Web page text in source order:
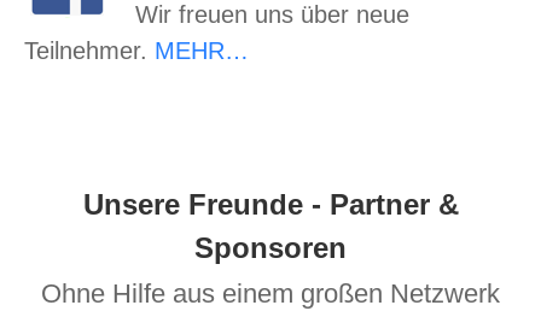
Wir freuen uns über neue
Teilnehmer. MEHR…
Unsere Freunde - Partner &
Sponsoren
Ohne Hilfe aus einem großen Netzwerk